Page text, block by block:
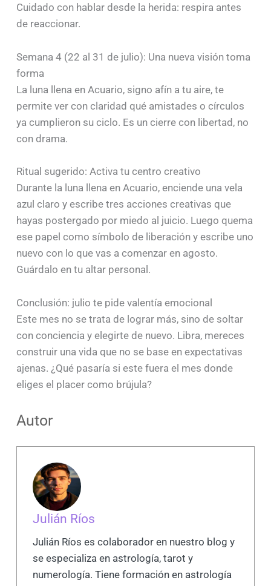
Cuidado con hablar desde la herida: respira antes
de reaccionar.
Semana 4 (22 al 31 de julio): Una nueva visión toma
forma
La luna llena en Acuario, signo afín a tu aire, te
permite ver con claridad qué amistades o círculos
ya cumplieron su ciclo. Es un cierre con libertad, no
con drama.
Ritual sugerido: Activa tu centro creativo
Durante la luna llena en Acuario, enciende una vela
azul claro y escribe tres acciones creativas que
hayas postergado por miedo al juicio. Luego quema
ese papel como símbolo de liberación y escribe uno
nuevo con lo que vas a comenzar en agosto.
Guárdalo en tu altar personal.
Conclusión: julio te pide valentía emocional
Este mes no se trata de lograr más, sino de soltar
con conciencia y elegirte de nuevo. Libra, mereces
construir una vida que no se base en expectativas
ajenas. ¿Qué pasaría si este fuera el mes donde
eliges el placer como brújula?
Autor
Julián Ríos
Julián Ríos es colaborador en nuestro blog y
se especializa en astrología, tarot y
numerología. Tiene formación en astrología